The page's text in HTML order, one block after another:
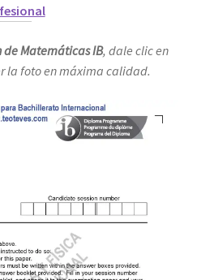
de Matemáticas IB, dale clic en
la foto en máxima calidad.